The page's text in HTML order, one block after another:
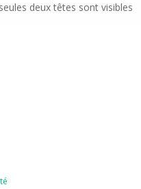
deux têtes sont visibles